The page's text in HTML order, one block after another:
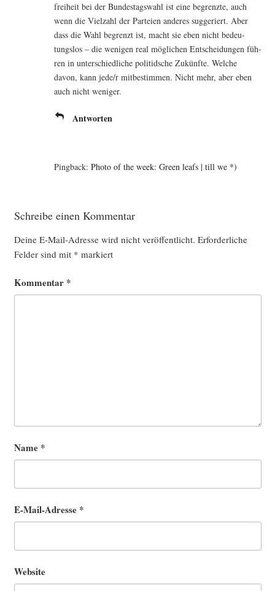
frei­heit bei der Bun­des­tags­wahl ist eine begrenz­te, auch
wenn die Viel­zahl der Par­tei­en ande­res sug­ge­riert. Aber
dass die Wahl begrenzt ist, macht sie eben nicht bedeu­
tungs­los – die weni­gen real mög­li­chen Ent­schei­dun­gen füh­
ren in unter­schied­li­che polit­id­sche Zukünf­te. Wel­che
davon, kann jede/r mit­be­stim­men. Nicht mehr, aber eben
auch nicht weniger.
Antworten
Pingback: Photo of the week: Green leafs | till we *)
Schreibe einen Kommentar
Deine E-Mail-Adresse wird nicht veröffentlicht. Erforderliche
Felder sind mit * markiert
Kommentar *
Name *
E-Mail-Adresse *
Website